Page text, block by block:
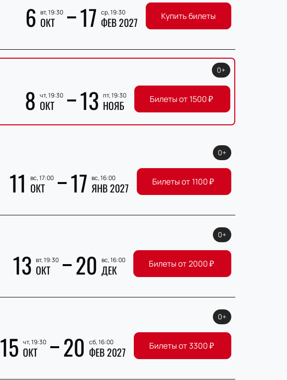
6 вт, 19:30
ОКТ 17 ср, 19:30
ФЕВ 2027 Купить билеты
8 чт, 19:30
ОКТ 13 пт, 19:30
НОЯБ
0+
Билеты от 1500₽
11 вс, 17:00
ОКТ 17 вс, 16:00
ЯНВ 2027
0+
Билеты от 1100₽
13 вт, 19:30
ОКТ 20 вс, 16:00
ДЕК
0+
Билеты от 2000₽
15 чт, 19:30
ОКТ 20 сб, 16:00
ФЕВ 2027
0+
Билеты от 3300₽